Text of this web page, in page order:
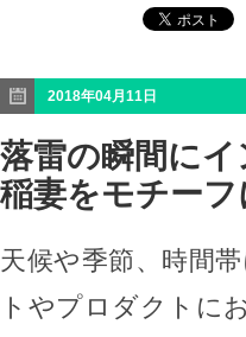
2018年04月11日
落雷の瞬間に
稲妻をモチー
天候や季節、時間
トやプロダクトに